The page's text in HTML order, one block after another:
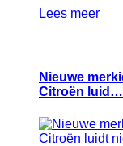
Lees meer
Nieuwe
Citroën luid…